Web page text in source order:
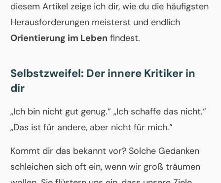
diesem Artikel zeige ich dir, wie du die häufigsten
Herausforderungen meisterst und endlich
Orientierung im Leben findest.
Selbstzweifel: Der innere Kritiker in
dir
„Ich bin nicht gut genug.“ „Ich schaffe das nicht.“
„Das ist für andere, aber nicht für mich.“
Kommt dir das bekannt vor? Solche Gedanken
schleichen sich oft ein, wenn wir groß träumen